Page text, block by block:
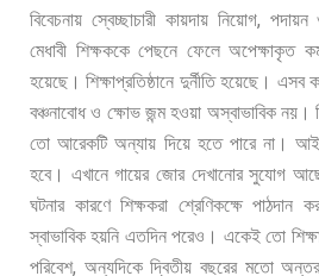
বিবেচনায় স্বেচ্ছাচারী কায়দায় নিয়োগ, পদায়ন
মেধাবী শিক্ষককে পেছনে ফেলে অপেক্ষাকৃত
হয়েছে। শিক্ষাপ্রতিষ্ঠানে দুর্নীতি হয়েছে। এসব
বঞ্চনাবোধ ও ক্ষোভ জন্ম হওয়া অস্বাভাবিক নয়।
তো আরেকটি অন্যায় দিয়ে হতে পারে না।
হবে। এখানে গায়ের জোর দেখানোর সুযোগ
ঘটনার কারণে শিক্ষকরা শ্রেণিকক্ষে পাঠদান
স্বাভাবিক হয়নি এতদিন পরেও। একেই তো
পরিবেশ, অন্যদিকে দ্বিতীয় বছরের মতো